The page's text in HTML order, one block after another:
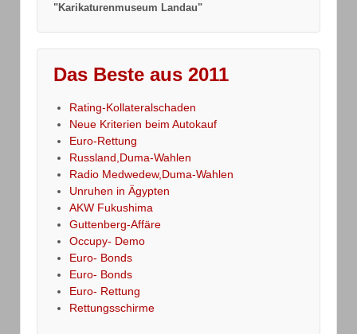
"Karikaturenmuseum Landau"
Das Beste aus 2011
Rating-Kollateralschaden
Neue Kriterien beim Autokauf
Euro-Rettung
Russland,Duma-Wahlen
Radio Medwedew,Duma-Wahlen
Unruhen in Ägypten
AKW Fukushima
Guttenberg-Affäre
Occupy- Demo
Euro- Bonds
Euro- Bonds
Euro- Rettung
Rettungsschirme